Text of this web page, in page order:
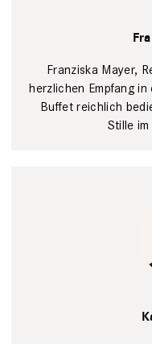
Franziska Mayer,
herzlichen ­Empfang
Buffet reichlich
Stille